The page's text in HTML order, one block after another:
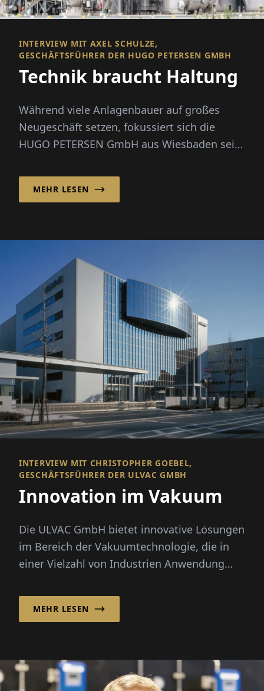
INTERVIEW MIT AXEL SCHULZE,
GESCHÄFTSFÜHRER DER HUGO PETERSEN GMBH
Technik braucht Haltung
Während viele Anlagenbauer auf großes
Neugeschäft setzen, fokussiert sich die
HUGO PETERSEN GmbH aus Wiesbaden seit
MEHR LESEN
INTERVIEW MIT CHRISTOPHER GOEBEL,
GESCHÄFTSFÜHRER DER ULVAC GMBH
Innovation im Vakuum
Die ULVAC GmbH bietet innovative Lösungen
im Bereich der Vakuumtechnologie, die in
einer Vielzahl von Indus­trien Anwendung
MEHR LESEN